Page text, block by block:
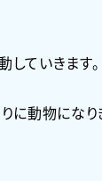
していきます。
に動物にな